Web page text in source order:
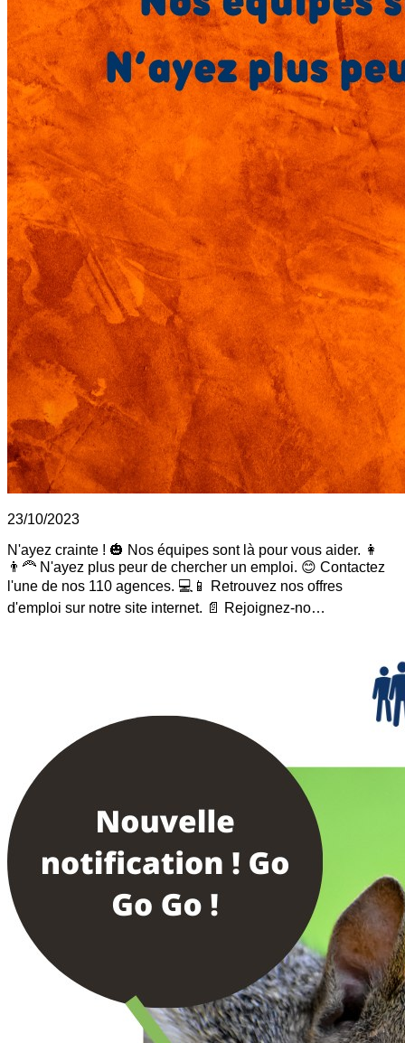
23/10/2023
N'ayez crainte ! 🎃 Nos équipes sont là pour vous aider. 👩
👨‍🦰 N'ayez plus peur de chercher un emploi. 😊 Contactez
l'une de nos 110 agences. 💻📱 Retrouvez nos offres
d'emploi sur notre site internet. 📄 Rejoignez-no…